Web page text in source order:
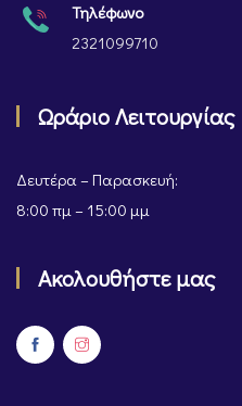
Τηλέφωνο
2321099710
Ωράριο Λειτουργίας
Δευτέρα – Παρασκευή:
8:00 πμ – 15:00 μμ
Ακολουθήστε μας